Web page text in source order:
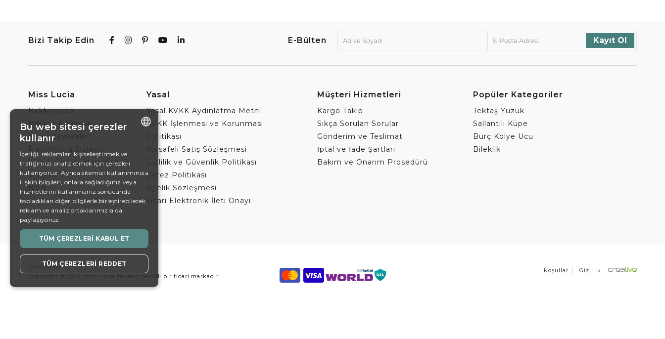
Bizi Takip Edin E-Bülten
Miss Lucia
Hakkımızda
Misyon & Vizyon
İnsan Kaynakları
Yüzük Ölçüsü Nasıl Alınır?
İletişim
Blog
Yasal
Yasal KVKK Aydınlatma Metni
KVKK İşlenmesi ve Korunması
Politikası
Mesafeli Satış Sözleşmesi
Gizlilik ve Güvenlik Politikası
Çerez Politikası
Üyelik Sözleşmesi
Ticari Elektronik İleti Onayı
Müşteri Hizmetleri
Kargo Takip
Sıkça Sorulan Sorular
Gönderim ve Teslimat
İptal ve İade Şartları
Bakım ve Onarım Prosedürü
Popüler Kategoriler
Tektaş Yüzük
Sallantılı Küpe
Burç Kolye Ucu
Bileklik
Copyright © 2026, Miss Lucia Jewelry tescilli bir ticari markadır.
Koşullar Gizlilik
DE
EN
SWEDISH
TURKISH
Bu web sitesi çerezler
kullanır
İçeriği, reklamları kişiselleştirmek ve
trafiğimizi analiz etmek için çerezleri
kullanıyoruz. Ayrıca sitemizi kullanımınıza
ilişkin bilgileri, onlara sağladığınız veya
hizmetlerini kullanmanız sonucunda
topladıkları diğer bilgilerle birleştirebilecek
reklam ve analiz ortaklarımızla da
paylaşıyoruz.
TÜM ÇEREZLERI KABUL ET
TÜM ÇEREZLERI REDDET